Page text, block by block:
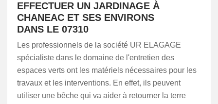
EFFECTUER UN JARDINAGE À
CHANEAC ET SES ENVIRONS
DANS LE 07310
Les professionnels de la société UR ELAGAGE
spécialiste dans le domaine de l'entretien des
espaces verts ont les matériels nécessaires pour les
travaux et les interventions. En effet, ils peuvent
utiliser une bêche qui va aider à retourner la terre